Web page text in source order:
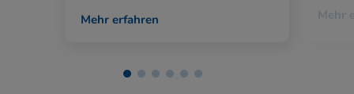
Mehr erfahren Mehr